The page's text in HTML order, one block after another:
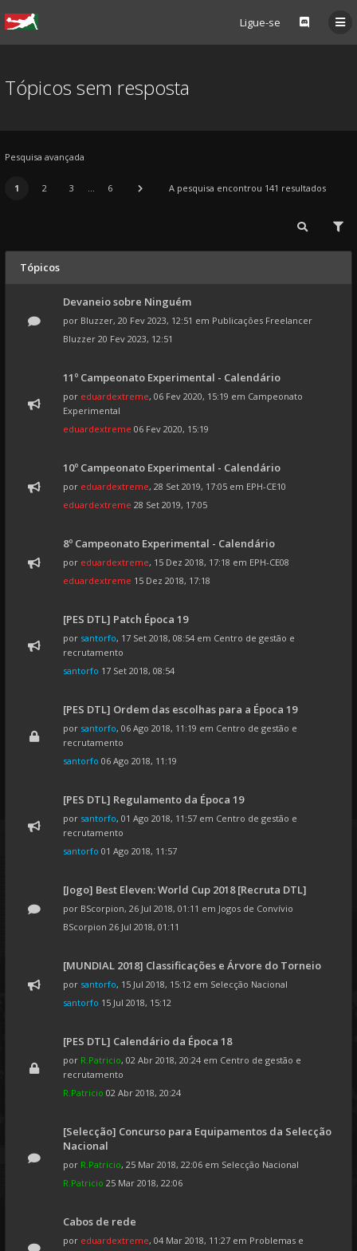
Ligue-se
Tópicos sem resposta
Pesquisa avançada
1 2 3 ... 6 A pesquisa encontrou 141 resultados
Tópicos
Devaneio sobre Ninguém
por Bluzzer, 20 Fev 2023, 12:51 em Publicações Freelancer
Bluzzer 20 Fev 2023, 12:51
11º Campeonato Experimental - Calendário
por eduardextreme, 06 Fev 2020, 15:19 em Campeonato
Experimental
eduardextreme 06 Fev 2020, 15:19
10º Campeonato Experimental - Calendário
por eduardextreme, 28 Set 2019, 17:05 em EPH-CE10
eduardextreme 28 Set 2019, 17:05
8º Campeonato Experimental - Calendário
por eduardextreme, 15 Dez 2018, 17:18 em EPH-CE08
eduardextreme 15 Dez 2018, 17:18
[PES DTL] Patch Época 19
por santorfo, 17 Set 2018, 08:54 em Centro de gestão e
recrutamento
santorfo 17 Set 2018, 08:54
[PES DTL] Ordem das escolhas para a Época 19
por santorfo, 06 Ago 2018, 11:19 em Centro de gestão e
recrutamento
santorfo 06 Ago 2018, 11:19
[PES DTL] Regulamento da Época 19
por santorfo, 01 Ago 2018, 11:57 em Centro de gestão e
recrutamento
santorfo 01 Ago 2018, 11:57
[Jogo] Best Eleven: World Cup 2018 [Recruta DTL]
por BScorpion, 26 Jul 2018, 01:11 em Jogos de Convívio
BScorpion 26 Jul 2018, 01:11
[MUNDIAL 2018] Classificações e Árvore do Torneio
por santorfo, 15 Jul 2018, 15:12 em Selecção Nacional
santorfo 15 Jul 2018, 15:12
[PES DTL] Calendário da Época 18
por R.Patricio, 02 Abr 2018, 20:24 em Centro de gestão e
recrutamento
R.Patricio 02 Abr 2018, 20:24
[Selecção] Concurso para Equipamentos da Selecção
Nacional
por R.Patricio, 25 Mar 2018, 22:06 em Selecção Nacional
R.Patricio 25 Mar 2018, 22:06
Cabos de rede
por eduardextreme, 04 Mar 2018, 11:27 em Problemas e